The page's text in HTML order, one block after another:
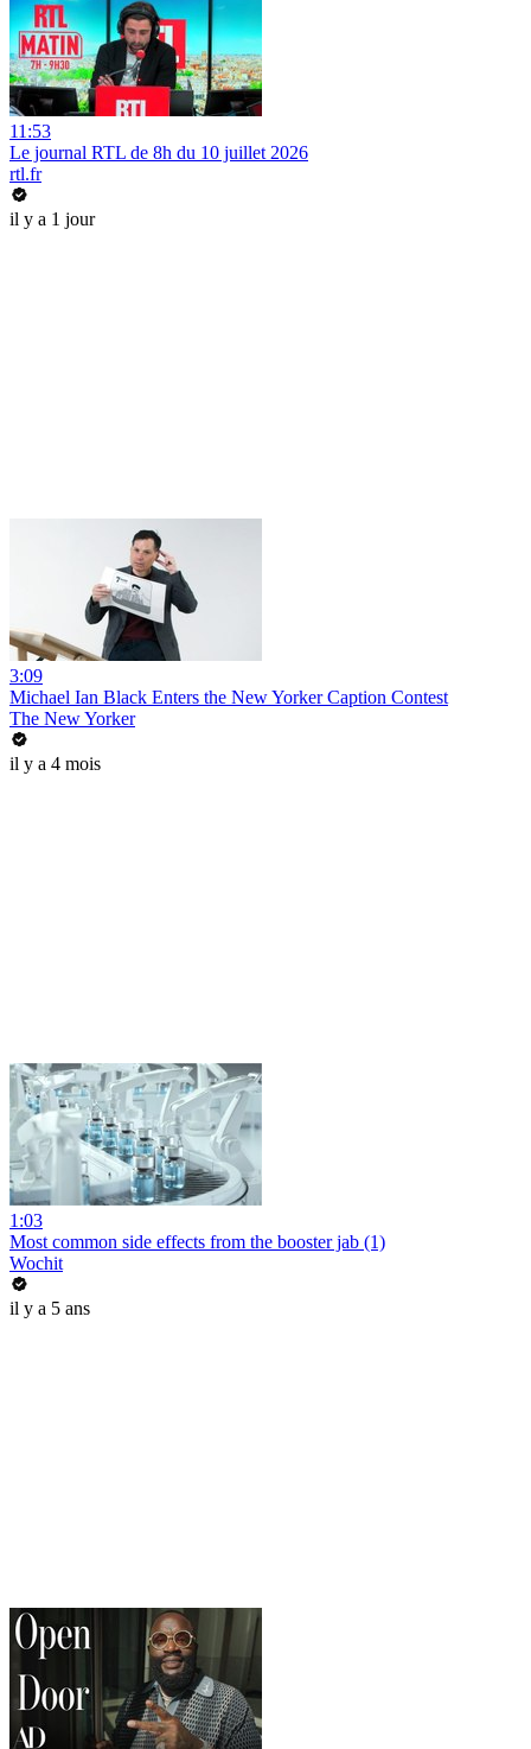
11:53
Le journal RTL de 8h du 10 juillet 2026
rtl.fr
il y a 1 jour
3:09
Michael Ian Black Enters the New Yorker Caption Contest
The New Yorker
il y a 4 mois
1:03
Most common side effects from the booster jab (1)
Wochit
il y a 5 ans